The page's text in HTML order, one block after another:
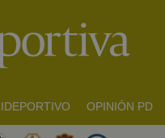
OPINIÓN PD